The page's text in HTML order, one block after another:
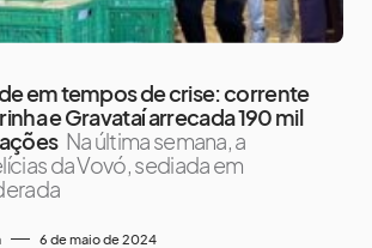
em tempos de crise: corrente
e Gravataí arrecada 190 mil
Na última semana, a
da Vovó, sediada em
6 de maio de 2024